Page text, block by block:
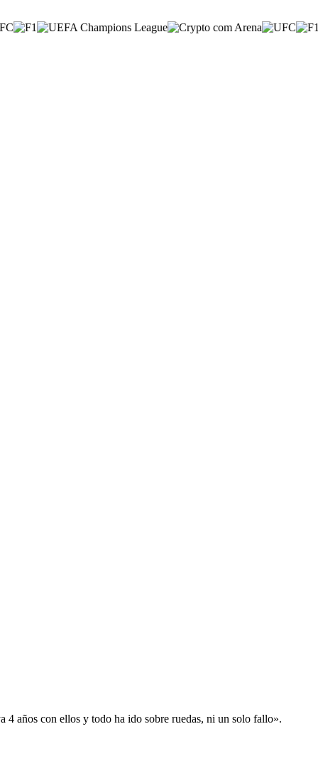
años con ellos y todo ha ido sobre ruedas, ni un solo fallo».